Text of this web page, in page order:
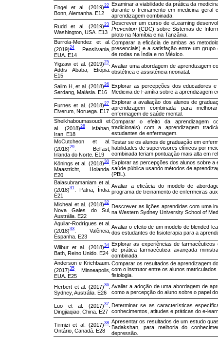
Engel et al. (2019)22
Bonn, Alemanha. E12
Examinar a viabilidade da prática da
durante o treinamento em medicina
aprendizagem combinada.
Rudd et al. (2019)23
Washington, USA. E13
Descrever um curso de eLearning
Prevention (CDC) sobre Sistemas de
piloto na Namíbia e na Tanzânia.
Burrola-Mendez et al.
(2019)24 . Pensilvania,
EUA. E14
Comparar a eficácia de ambas as
presenciais) e a satisfação entre um
de rodas na Índia e no México.
Yigzaw et al. (2019)25
Addis Ababa, Etiópia.
E15
Avaliar uma abordagem de aprendizagem
obstétrica e assistência neonatal.
Salim H, et al. (2018)26
Serdang, Malásia. E16
Explorar as percepções dos educadores
Medicina de Família sobre a aprendizagem
Furnes et al. (2018)27
Elverum, Noruega. E17
Explorar a avaliação dos alunos de
aprendizagem combinada para
enfermagem de saúde mental.
Sheikhaboumasoudi et
al. (2018)28. Isfahan,
Iran. E18
Comparar o efeito da aprendizagem
tradicionais) com a aprendizagem
estudantes de enfermagem.
McCutcheon et al.
(2018)29 . Belfast,
Irlanda do Norte. E19
Testar se os alunos de graduação em
habilidades de supervisores clínicos por
combinada teriam pontuação mais alta em
Könings et al. (2018)30
Maastricht, Holanda.
E20
Explorar as percepções dos alunos sobre a
saúde pública usando métodos de
(PBL).
Balasubramaniam et al.
(2018)31 . Patna, Índia.
E21
Avaliar a eficácia do modelo de
programa de treinamento de enfermeiras
Micheal et al. (2018)32
Nova Gales do Sul,
Austrália. E22
Descrever as lições aprendidas com uma
na Western Sydney University School of
Aguilar-Rodrígues et al.
(2018)33 . Valência,
Espanha. E23
Avaliar o efeito de um modelo de blended
dos estudantes de fisioterapia para a
Wilbur et al. (2018)34
Bath, Reino Unido. E24
Explorar as experiências de
de prática farmacêutica avançada
combinada.
Anderson e Krichbaum.
(2017)35 . Minneapolis,
EUA. E25
Comparar os resultados de aprendizagem
com o instrutor entre os alunos
fisiologia.
Herbert et al. (2017)36
Sydney, Austrália. E26
Avaliar a adoção de uma abordagem de
como a percepção do aluno sobre o papel
Luo et al. (2017)37
Dingjiaqiao, China. E27
Determinar se as características
conhecimentos, atitudes e práticas do e-
Tirmizi et al. (2017)38
Ontário, Canadá. E28
Apresentar os resultados de um estudo
Badakshan, para melhoria do
depressão.